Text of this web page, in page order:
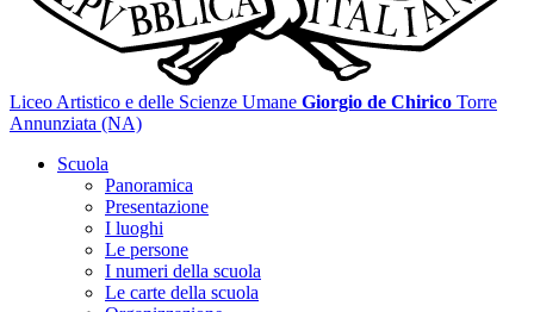
Liceo Artistico e delle Scienze Umane Giorgio de Chirico Torre
Annunziata (NA)
Scuola
Panoramica
Presentazione
I luoghi
Le persone
I numeri della scuola
Le carte della scuola